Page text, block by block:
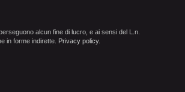
alcun fine di lucro, e ai sensi del L.n.
in forme indirette. Privacy policy.